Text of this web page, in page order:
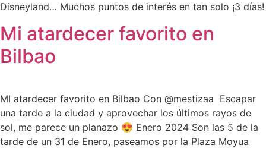
Disneyland… Muchos puntos de interés en tan solo ¡3 días!
Mi atardecer favorito en
Bilbao
MI atardecer favorito en Bilbao Con @mestizaa Escapar
una tarde a la ciudad y aprovechar los últimos rayos de
sol, me parece un planazo 😍 Enero 2024 Son las 5 de la
tarde de un 31 de Enero, paseamos por la Plaza Moyua